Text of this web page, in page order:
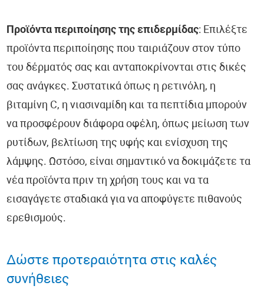
Προϊόντα περιποίησης της επιδερμίδας: Επιλέξτε
προϊόντα περιποίησης που ταιριάζουν στον τύπο
του δέρματός σας και ανταποκρίνονται στις δικές
σας ανάγκες. Συστατικά όπως η ρετινόλη, η
βιταμίνη C, η νιασιναμίδη και τα πεπτίδια μπορούν
να προσφέρουν διάφορα οφέλη, όπως μείωση των
ρυτίδων, βελτίωση της υφής και ενίσχυση της
λάμψης. Ωστόσο, είναι σημαντικό να δοκιμάζετε τα
νέα προϊόντα πριν τη χρήση τους και να τα
εισαγάγετε σταδιακά για να αποφύγετε πιθανούς
ερεθισμούς.
Δώστε προτεραιότητα στις καλές
συνήθειες